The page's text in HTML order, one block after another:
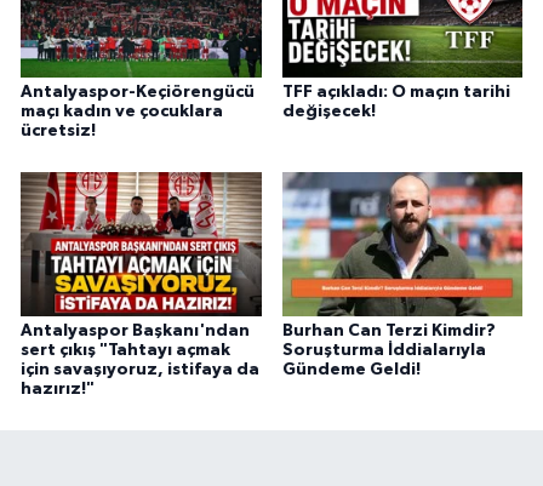
Antalyaspor-Keçiörengücü
maçı kadın ve çocuklara
ücretsiz!
TFF açıkladı: O maçın tarihi
değişecek!
Antalyaspor Başkanı'ndan
sert çıkış "Tahtayı açmak
için savaşıyoruz, istifaya da
hazırız!"
Burhan Can Terzi Kimdir?
Soruşturma İddialarıyla
Gündeme Geldi!